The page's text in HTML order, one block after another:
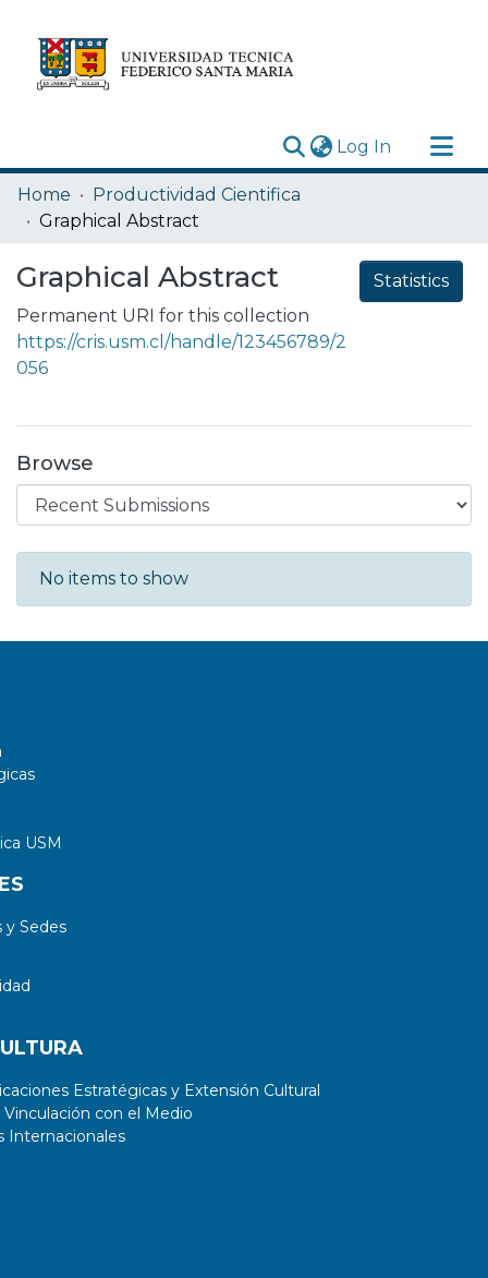
Log In (current)
Research Outputs
Statistics
Home
Productividad Cientifica
Graphical Abstract
Graphical Abstract
Permanent URI for this collection
https://cris.usm.cl/handle/123456789/2
056
Statistics
Browse
Recent Submissions
No items to show
USM
Sedes
Estratégicas y Extensión Cultural
con el Medio
Internacionales